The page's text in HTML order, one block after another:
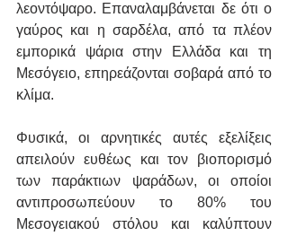
λεοντόψαρο. Επαναλαμβάνεται δε ότι ο
γαύρος και η σαρδέλα, από τα πλέον
εμπορικά ψάρια στην Ελλάδα και τη
Μεσόγειο, επηρεάζονται σοβαρά από το
κλίμα.
Φυσικά, οι αρνητικές αυτές εξελίξεις
απειλούν ευθέως και τον βιοπορισμό
των παράκτιων ψαράδων, οι οποίοι
αντιπροσωπεύουν το 80% του
Μεσογειακού στόλου και καλύπτουν